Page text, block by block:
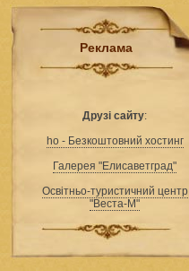
Реклама
Друзі сайту:
ho - Безкоштовний хостинг
Галерея "Елисаветград"
Освітньо-туристичний центр
"Веста-М"